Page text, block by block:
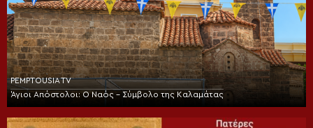
PEMPTOUSIA TV
Άγιοι Απόστολοι: Ο Ναός – Σύμβολο της Καλαμάτας